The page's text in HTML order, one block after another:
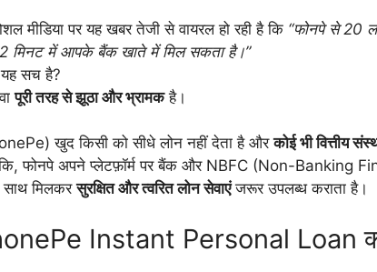
मीडिया पर यह खबर तेजी से वायरल हो रही है कि “फोनपे से 20
मिनट में आपके बैंक खाते में मिल सकता है।”
सच है?
पूरी तरह से झूठा और भ्रामकहै।
खुद किसी को सीधे लोन नहीं देता है औरकोई भी वित्तीय
फोनपे अपने प्लेटफ़ॉर्म पर बैंक और NBFC (Non-Banking
मिलकरसुरक्षित और त्वरित लोन सेवाएंजरूर उपलब्ध कराता है।
Instant Personal Loan